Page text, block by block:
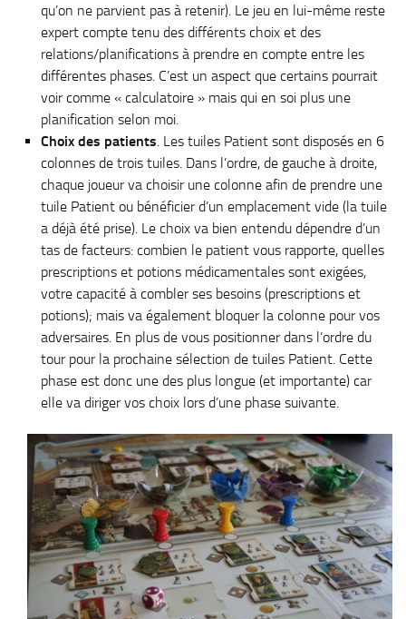
qu’on ne parvient pas à retenir). Le jeu en lui-même reste
expert compte tenu des différents choix et des
relations/planifications à prendre en compte entre les
différentes phases. C’est un aspect que certains pourrait
voir comme « calculatoire » mais qui en soi plus une
planification selon moi.
Choix des patients. Les tuiles Patient sont disposés en 6
colonnes de trois tuiles. Dans l’ordre, de gauche à droite,
chaque joueur va choisir une colonne afin de prendre une
tuile Patient ou bénéficier d’un emplacement vide (la tuile
a déjà été prise). Le choix va bien entendu dépendre d’un
tas de facteurs: combien le patient vous rapporte, quelles
prescriptions et potions médicamentales sont exigées,
votre capacité à combler ses besoins (prescriptions et
potions); mais va également bloquer la colonne pour vos
adversaires. En plus de vous positionner dans l’ordre du
tour pour la prochaine sélection de tuiles Patient. Cette
phase est donc une des plus longue (et importante) car
elle va diriger vos choix lors d’une phase suivante.